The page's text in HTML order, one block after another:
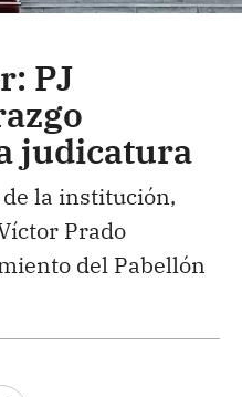
PJ
judicatura
la institución,
Prado
del Pabellón